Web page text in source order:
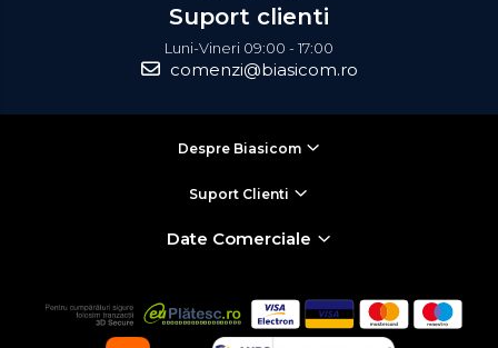
Suport clienti
Luni-Vineri 09:00 - 17:00
comenzi@biasicom.ro
Despre Biasicom
Suport Clienti
Date Comerciale